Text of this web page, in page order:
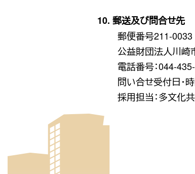
10. 郵送及び問合せ先
郵便番号211-
公益財団法人川崎
電話番号：044-435-
問い合せ受付日・
採用担当：多文化